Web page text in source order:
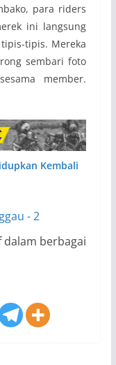
para riders
ini langsung
tipis. Mereka
sembari foto
member.
Kembali
dalam berbagai